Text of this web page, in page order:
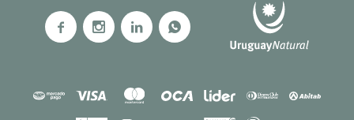
   